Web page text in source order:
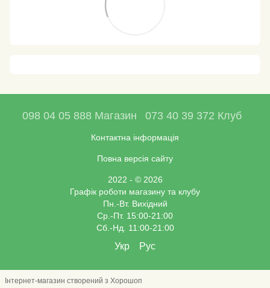
098 04 05 888 Магазин 073 40 39 372 Клуб
Контактна інформація
Повна версія сайту
2022 - © 2026
Графік роботи магазину та клубу
Пн.-Вт. Вихідний
Ср.-Пт. 15:00-21:00
Сб.-Нд. 11:00-21:00
Укр Рус
Інтернет-магазин створений з Хорошоп